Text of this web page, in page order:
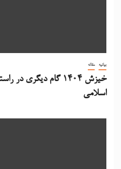
بیانیه مقاله
خیزش 1404 گام دیگری
اسلامی